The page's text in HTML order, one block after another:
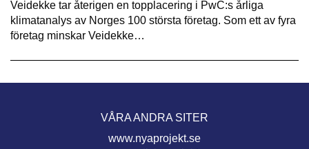
Veidekke tar återigen en topplacering i PwC:s årliga
klimatanalys av Norges 100 största företag. Som ett av fyra
företag minskar Veidekke…
VÅRA ANDRA SITER
www.nyaprojekt.se